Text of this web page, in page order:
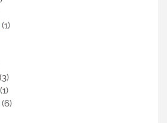
(3)
(1)
(6)